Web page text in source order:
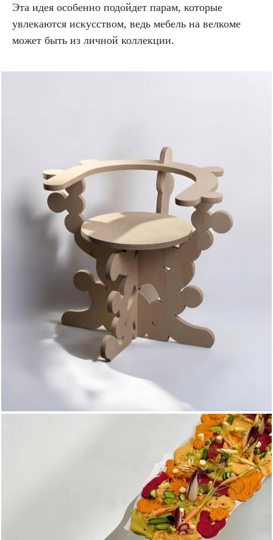
Эта идея особенно подойдет парам, которые
увлекаются искусством, ведь мебель на велкоме
может быть из личной коллекции.